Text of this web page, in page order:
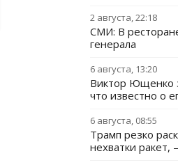
2 августа, 22:18
СМИ: В
генерала
6 августа, 13:20
Виктор Ющенко
что известно о
6 августа, 08:55
Трамп резко
нехватки ракет,